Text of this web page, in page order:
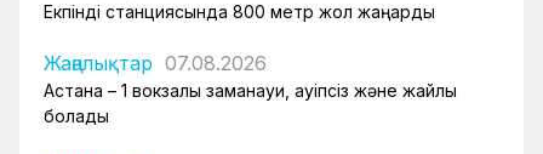
Екпінді станциясында 800 метр жол жаңарды
Жаңалықтар 07.08.2026
Астана – 1 вокзалы заманауи, қауіпсіз және жайлы
болады